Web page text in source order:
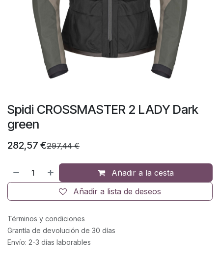
Spidi CROSSMASTER 2 LADY Dark
green
282,57 €297,44€
Añadir a la cesta
Añadir a lista de deseos
Términos y condiciones
Grantía de devolución de 30 días
Envío: 2-3 días laborables